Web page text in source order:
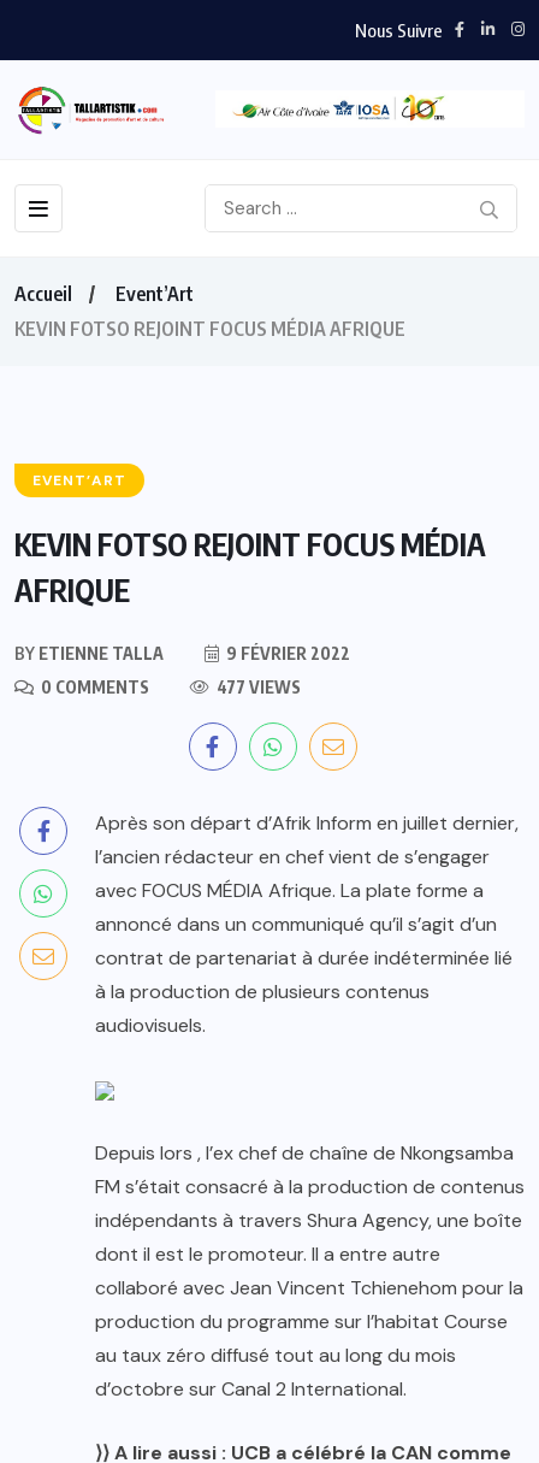
Nous Suivre
Accueil
Event’Art
KEVIN FOTSO REJOINT FOCUS MÉDIA AFRIQUE
EVENT’ART
KEVIN FOTSO REJOINT FOCUS MÉDIA
AFRIQUE
BY ETIENNE TALLA
9 FÉVRIER 2022
0 COMMENTS
477 VIEWS
Après son départ d’Afrik Inform en juillet dernier,
l’ancien rédacteur en chef vient de s’engager
avec FOCUS MÉDIA Afrique. La plate forme a
annoncé dans un communiqué qu’il s’agit d’un
contrat de partenariat à durée indéterminée lié
à la production de plusieurs contenus
audiovisuels.
Depuis lors , l’ex chef de chaîne de Nkongsamba
FM s’était consacré à la production de contenus
indépendants à travers Shura Agency, une boîte
dont il est le promoteur. Il a entre autre
collaboré avec Jean Vincent Tchienehom pour la
production du programme sur l’habitat Course
au taux zéro diffusé tout au long du mois
d’octobre sur Canal 2 International.
⟩⟩ A lire aussi : UCB a célébré la CAN comme